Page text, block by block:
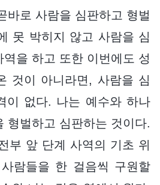
바로 사람을 심판하고 형벌
못 박히지 않고 사람을 심
을 하고 또한 이번에도 성
것이 아니라면, 사람을 심
이 없다. 나는 예수와 하나
형벌하고 심판하는 것이다.
부 앞 단계 사역의 기초 위
람들을 한 걸음씩 구원할